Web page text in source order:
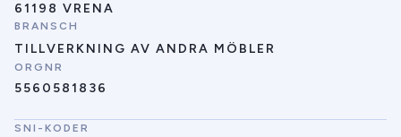
61198 VRENA
BRANSCH
TILLVERKNING AV ANDRA MÖBLER
ORGNR
5560581836
SNI-KODER